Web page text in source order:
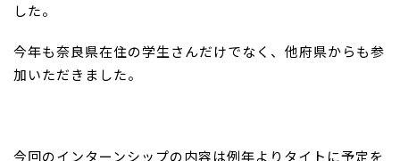
した。
今年も奈良県在住の学生さんだけでなく、他府県からも参
加いただきました。
今回のインターンシップの内容は例年よりタイトに予定を